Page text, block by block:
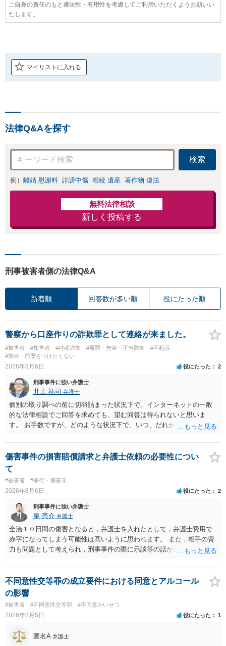
ご自身の責任のもと適法性・有用性を考慮してご利用いただくようお願いい
たします。
マイリストに入れる
法律Q&Aを探す
検索
例） 離婚 慰謝料 誹謗中傷 相続 遺産 著作物 違法
無料法律相談
新しく投稿する
刑事被害者側の法律Q&A
新着順 回答数が多い順 役にたった順
警察から口座作りの詐欺罪として連絡が来ました。
#被害者 #加害者 #特殊詐欺 #冤罪・無実・正当防衛
#不起訴
#前科・前歴をつけたくない
2026年8月6日 役にたった 2
刑事事件に強い弁護士
井上 祐司 弁護士
個別の取り調べの前に切羽詰まった状況下で、インターネットの一般
的な法律相談でご回答を求めても、望む回答は得られないと思いま
す。 お手数ですが、どのような状況下で、いつ、だれからどのような
の程度だと聞いているのかということについて、お近くで詳細な法律
相談を受けられたうえで対処方法を探された方がよいと思われます。
一般論でいえば、任意取り調べの場合、ＩＣレコーダーを持参して取
り調べ内容を録音することは必須だと考えます。
傷害事件の損害賠償請求と弁護士依頼の必要性につい
て
#被害者 #暴行・傷害罪
2026年8月6日 役にたった 2
刑事事件に強い弁護士
泉 亮介 弁護士
全治１０日間の傷害となると，弁護士を入れたとして，弁護士費用で
赤字になってしまう可能性は高いように思われます。 また，相手の資
力も問題として考えられ，刑事事件の際に示談等の話がされなかった
う。
不同意性交等罪の成立要件における同意とアルコール
の影響
#被害者 #不同意性交等罪 #不同意わいせつ
2026年8月5日 役にたった 1
匿名A 弁護士